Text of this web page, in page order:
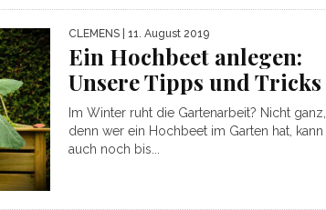
CLEMENS | 11. August 2019
Ein Hochbeet anlegen:
Unsere Tipps und Tricks
Im Winter ruht die Gartenarbeit? Nicht ganz,
denn wer ein Hochbeet im Garten hat, kann
auch noch bis...